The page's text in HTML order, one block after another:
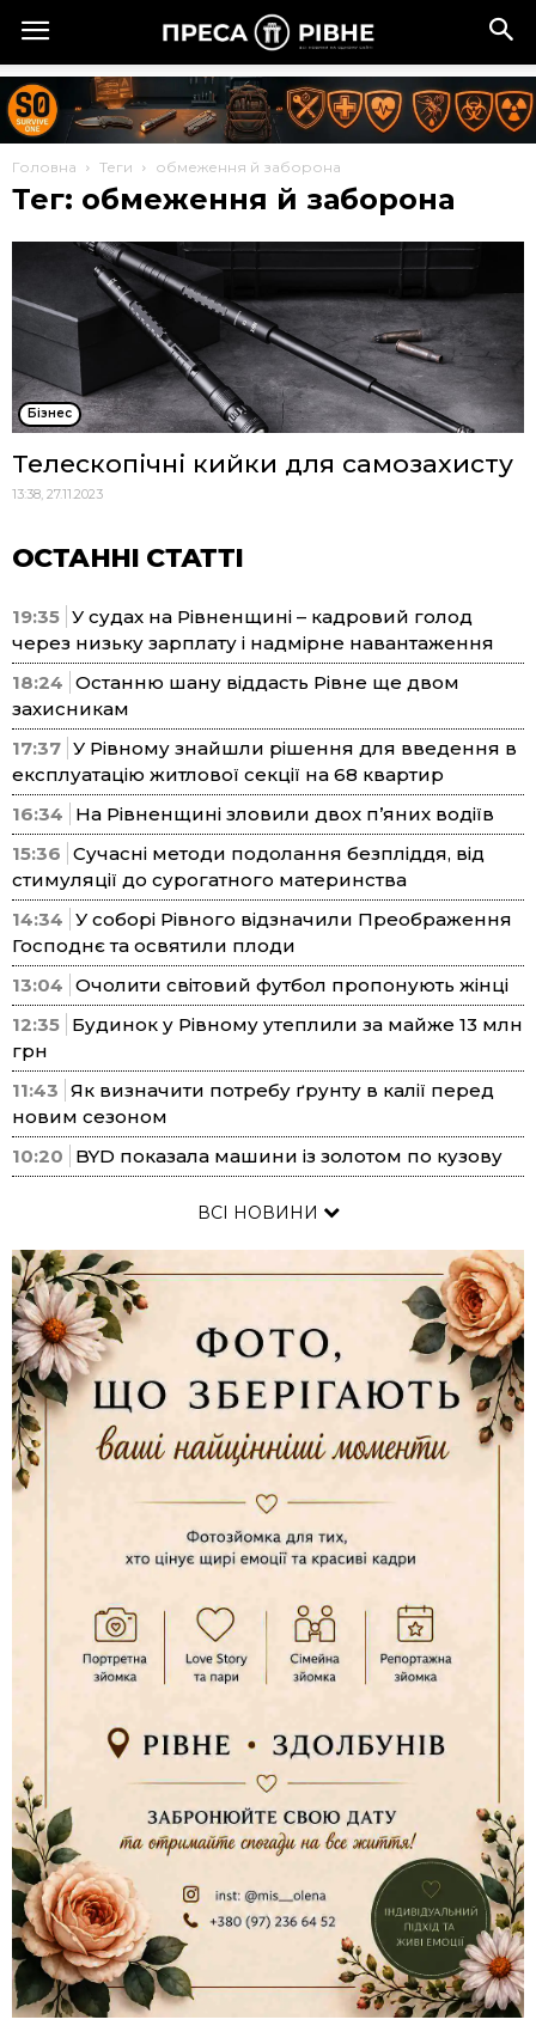
Головна Теги обмеження й заборона
Тег: обмеження й заборона
Бізнес
Телескопічні кийки для самозахисту
13:38, 27.11.2023
ОСТАННІ СТАТТІ
19:35 У судах на Рівненщині – кадровий голод
через низьку зарплату і надмірне навантаження
18:24 Останню шану віддасть Рівне ще двом
захисникам
17:37 У Рівному знайшли рішення для введення в
експлуатацію житлової секції на 68 квартир
16:34
На Рівненщині зловили двох п’яних водіїв
15:36 Сучасні методи подолання безпліддя, від
стимуляції до сурогатного материнства
14:34 У соборі Рівного відзначили Преображення
Господнє та освятили плоди
13:04 Очолити світовий футбол пропонують жінці
12:35 Будинок у Рівному утеплили за майже 13 млн
грн
11:43 Як визначити потребу ґрунту в калії перед
новим сезоном
10:20
BYD показала машини із золотом по кузову
ВСІ НОВИНИ